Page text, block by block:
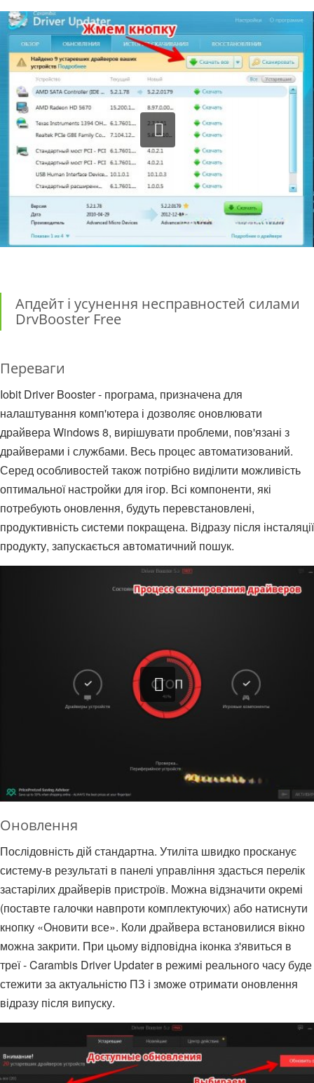
Апдейт і усунення несправностей силами
DrvBooster Free
Переваги
Iobit Driver Booster - програма, призначена для
налаштування комп'ютера і дозволяє оновлювати
драйвера Windows 8, вирішувати проблеми, пов'язані з
драйверами і службами. Весь процес автоматизований.
Серед особливостей також потрібно виділити можливість
оптимальної настройки для ігор. Всі компоненти, які
потребують оновлення, будуть перевстановлені,
продуктивність системи покращена. Відразу після інсталяції
продукту, запускається автоматичний пошук.
Оновлення
Послідовність дій стандартна. Утиліта швидко просканує
систему-в результаті в панелі управління здасться перелік
застарілих драйверів пристроїв. Можна відзначити окремі
(поставте галочки навпроти комплектуючих) або натиснути
кнопку «Оновити все». Коли драйвера встановилися вікно
можна закрити. При цьому відповідна іконка з'явиться в
треї - Carambis Driver Updater в режимі реального часу буде
стежити за актуальністю ПЗ і зможе отримати оновлення
відразу після випуску.